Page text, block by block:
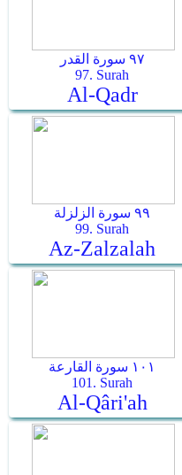
٩٧ سورة القدر
97. Surah
Al-Qadr
٩٩ سورة الزلزلة
99. Surah
Az-Zalzalah
١٠١ سورة القارعة
101. Surah
Al-Qâri'ah